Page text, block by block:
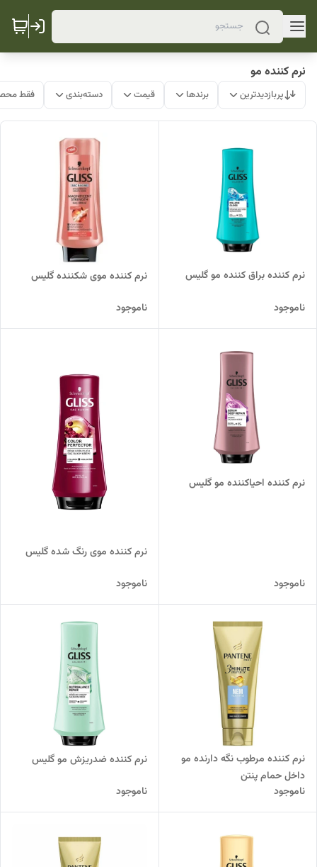
نرم کننده مو
پربازدیدترین برندها قیمت دسته‌بندی فقط
نرم کننده براق کننده مو گلیس
ناموجود
نرم کننده موی شکننده گلیس
ناموجود
نرم کننده احیاکننده مو گلیس
ناموجود
نرم کننده موی رنگ شده گلیس
ناموجود
نرم کننده مرطوب نگه دارنده مو
داخل حمام پنتن
ناموجود
نرم کننده ضدریزش مو گلیس
ناموجود